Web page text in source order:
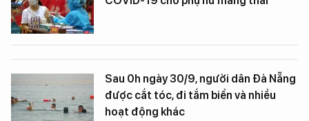
Sau 0h ngày 30/9, người dân Đà Nẵng
được cắt tóc, đi tắm biển và nhiều
hoạt động khác